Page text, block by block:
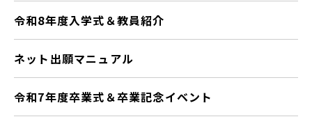
令和8年度入学式＆教員紹介
ネット出願マニュアル
令和7年度卒業式＆卒業記念イベント